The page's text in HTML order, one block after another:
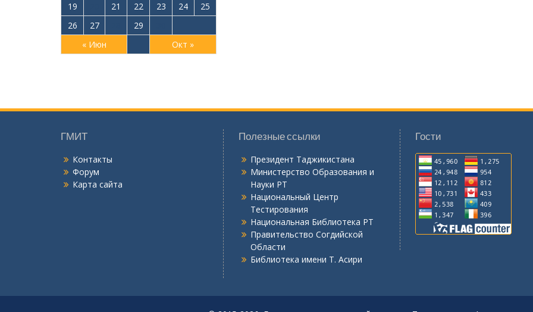
« Июн Окт »
19
21 22 23 24
25
26
27 29
ГМИТ
Контакты
Форум
Карта сайта
Полезные ссылки
Президент Таджикистана
Министерство Образования и
Науки РТ
Национальный Центр
Тестирования
Национальная Библиотека РТ
Правительство Согдийской
Области
Библиотека имени Т. Асири
Гости